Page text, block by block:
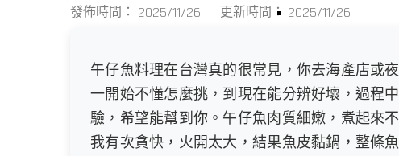
發佈時間： 2025/11/26 更新時間： 2025/11/26
午仔魚料理在台灣真的很常見，你去海產店或
一開始不懂怎麼挑，到現在能分辨好壞，過程
驗，希望能幫到你。午仔魚肉質細嫩，煮起來
我有次貪快，火開太大，結果魚皮黏鍋，整條